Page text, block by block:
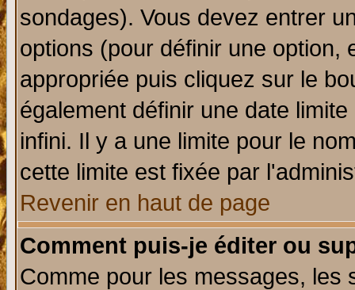
sondages). Vous devez entrer
options (pour définir une option,
appropriée puis cliquez sur le
également définir une date
infini. Il y a une limite pour le
cette limite est fixée par
Revenir en haut de page
Comment puis-je éditer ou
Comme pour les messages, les